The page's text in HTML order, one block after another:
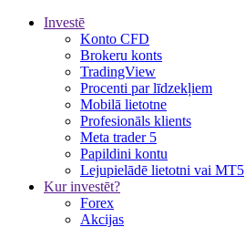
Investē
Konto CFD
Brokeru konts
TradingView
Procenti par līdzekļiem
Mobilā lietotne
Profesionāls klients
Meta trader 5
Papildini kontu
Lejupielādē lietotni vai MT5
Kur investēt?
Forex
Akcijas